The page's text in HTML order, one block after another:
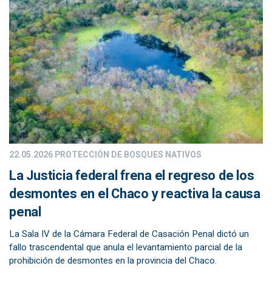
22.05.2026PROTECCIÓN DE BOSQUES NATIVOS
La Justicia federal frena el regreso de los
desmontes en el Chaco y reactiva la causa
penal
La Sala IV de la Cámara Federal de Casación Penal dictó un
fallo trascendental que anula el levantamiento parcial de la
prohibición de desmontes en la provincia del Chaco.